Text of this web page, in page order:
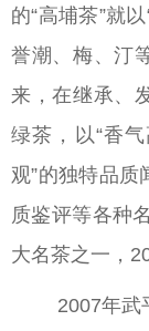
的“高埔茶”就
誉潮、梅、汀
来，在继承、
绿茶，以“香
观”的独特品
质鉴评等各种
大名茶之一，
2007年武平